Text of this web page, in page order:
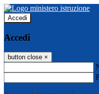
Accedi
Accedi
button close ×